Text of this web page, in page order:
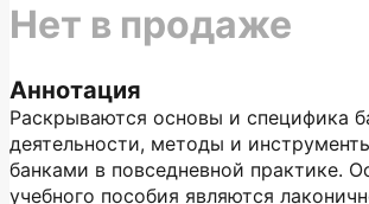
Аннотация
Раскрываются основы и специфика
деятельности, методы и
банками в повседневной практике.
учебного пособия являются
Нет в продаже